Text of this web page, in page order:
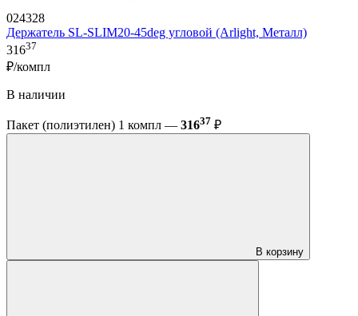
024328
Держатель SL-SLIM20-45deg угловой (Arlight, Металл)
31637
₽/компл
В наличии
Пакет (полиэтилен) 1 компл — 31637 ₽
В корзину